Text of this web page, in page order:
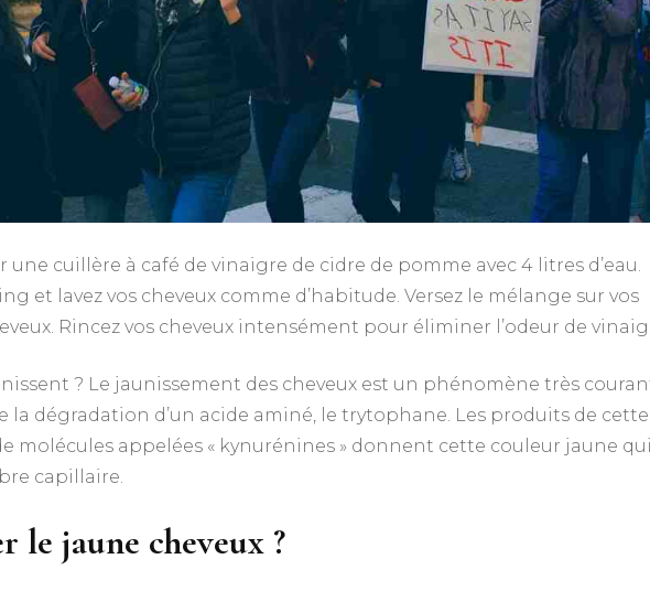
cuillère à café de vinaigre de cidre de pomme avec 4 litres d’eau.
et lavez vos cheveux comme d’habitude. Versez le mélange sur vos
Rincez vos cheveux intensément pour éliminer l’odeur de
? Le jaunissement des cheveux est un phénomène très
la dégradation d’un acide aminé, le trytophane. Les produits de cette
molécules appelées « kynurénines » donnent cette couleur jaune
capillaire.
le jaune cheveux ?